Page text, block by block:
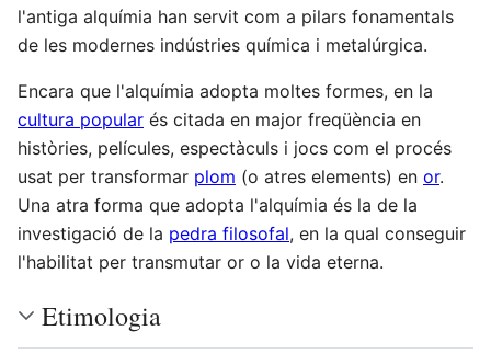
l'antiga alquímia han servit com a pilars fonamentals
de les modernes indústries química i metalúrgica.
Encara que l'alquímia adopta moltes formes, en la
cultura popular és citada en major freqüència en
històries, películes, espectàculs i jocs com el procés
usat per transformar plom (o atres elements) en or.
Una atra forma que adopta l'alquímia és la de la
investigació de la pedra filosofal, en la qual conseguir
l'habilitat per transmutar or o la vida eterna.
Etimologia